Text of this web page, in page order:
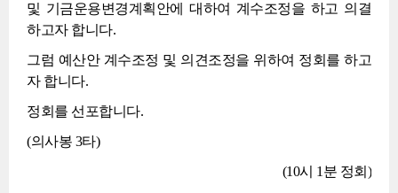
및 기금운용변경계획안에 대하여 계수조정을 하고 의결
하고자 합니다.
그럼 예산안 계수조정 및 의견조정을 위하여 정회를 하고
자 합니다.
정회를 선포합니다.
(의사봉 3타)
(10시 1분 정회)